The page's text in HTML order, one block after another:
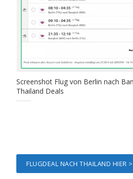
Screenshot Flug von Berlin nach
Thailand Deals
FLUGDEAL NACH THAILAND HIER